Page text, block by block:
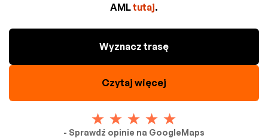
AMLtutaj.
Wyznacz trasę
Czytaj więcej
- Sprawdź opinie na GoogleMaps